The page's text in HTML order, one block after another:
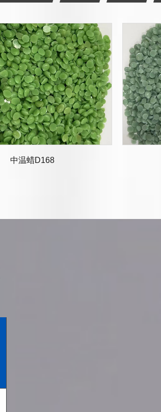
中温蜡D168
铸造蜡
精密铸造修补蜡
粘接蜡
油脂脱蜡
模型用蜡
废蜡回收